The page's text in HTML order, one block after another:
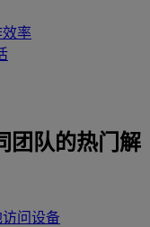
效率
团队的热门解
访问设备